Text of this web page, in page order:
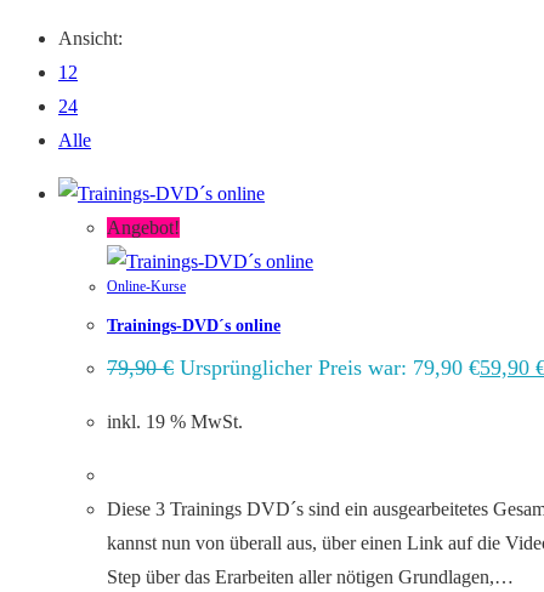
Ansicht:
12
24
Alle
Angebot!
Online-Kurse
Trainings-DVD´s online
79,90€ Ursprünglicher Preis war: 79,90 €59,90
inkl. 19 % MwSt.
Diese 3 Trainings DVD´s sind ein ausgearbeitetes
kannst nun von überall aus, über einen Link auf die
Step über das Erarbeiten aller nötigen Grundlagen,…